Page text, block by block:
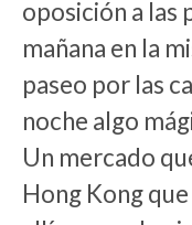
oposición a las
mañana en la
paseo por las
noche algo
Un mercado
Hong Kong